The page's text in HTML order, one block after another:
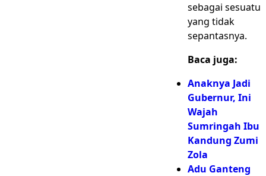
sebagai sesuatu
yang tidak
sepantasnya.
Baca juga:
Anaknya Jadi
Gubernur, Ini
Wajah
Sumringah Ibu
Kandung Zumi
Zola
Adu Ganteng